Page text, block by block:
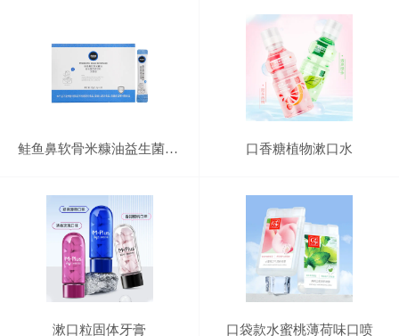
鲑鱼鼻软骨米糠油益生菌固体饮料 口香糖植物漱口水
漱口粒固体牙膏 口袋款水蜜桃薄荷味口喷